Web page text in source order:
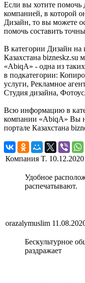
Если вы хотите помочь
компанией, в которой
Дизайн, то вы можете
помочь составить
В категории Дизайн на
Казахстана
«AbiqA» - одна из
в подкатегории:
услуги, Рекламное
Студия дизайна,
Всю информацию в
компании «AbiqA» Вы
портале Казахстана
Компания T. 10.12.2020
Удобное
распечатывают.
orazalymuslim
Бескультурное
раздражает